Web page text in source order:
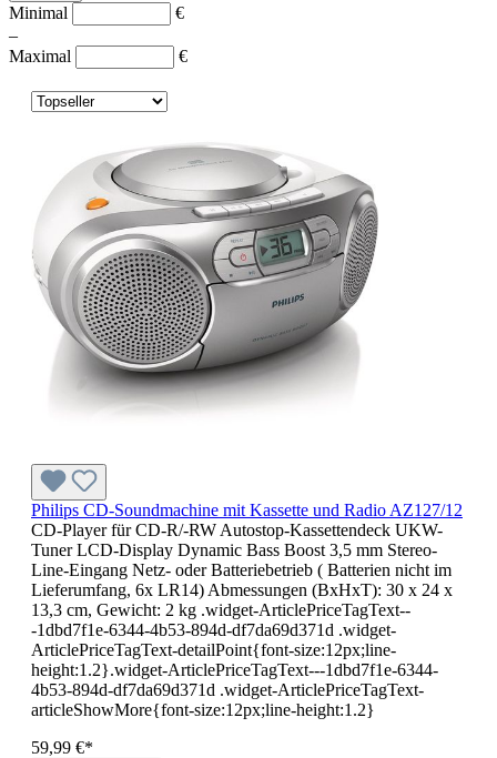
Minimal
€
–
Maximal
€
Philips CD-Soundmachine mit Kassette und Radio AZ127/12
CD-Player für CD-R/-RW Autostop-Kassettendeck UKW-
Tuner LCD-Display Dynamic Bass Boost 3,5 mm Stereo-
Line-Eingang Netz- oder Batteriebetrieb ( Batterien nicht im
Lieferumfang, 6x LR14) Abmessungen (BxHxT): 30 x 24 x
13,3 cm, Gewicht: 2 kg .widget-ArticlePriceTagText--
-1dbd7f1e-6344-4b53-894d-df7da69d371d .widget-
ArticlePriceTagText-detailPoint{font-size:12px;line-
height:1.2}.widget-ArticlePriceTagText---1dbd7f1e-6344-
4b53-894d-df7da69d371d .widget-ArticlePriceTagText-
articleShowMore{font-size:12px;line-height:1.2}
59,99 €*